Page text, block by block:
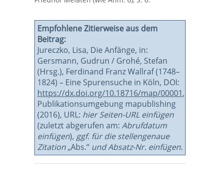
Empfohlene Zitierweise aus dem
Beitrag:
Jureczko, Lisa, Die Anfänge, in:
Gersmann, Gudrun / Grohé, Stefan
(Hrsg.), Ferdinand Franz Wallraf (1748–
1824) – Eine Spurensuche in Köln, DOI:
https://dx.doi.org/10.18716/map/00001,
Publikationsumgebung mapublishing
(2016), URL: hier Seiten-URL einfügen
(zuletzt abgerufen am: Abrufdatum
einfügen), ggf. für die stellengenaue
Zitation„Abs.“und Absatz-Nr. einfügen.